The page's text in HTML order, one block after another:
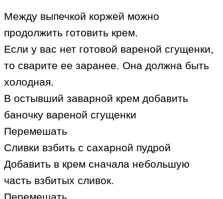
Между выпечкой коржей можно
продолжить готовить крем.
Если у вас нет готовой вареной сгущенки,
то сварите ее заранее. Она должна быть
холодная.
В остывший заварной крем добавить
баночку вареной сгущенки
Перемешать
Сливки взбить с сахарной пудрой
Добавить в крем сначала небольшую
часть взбитых сливок.